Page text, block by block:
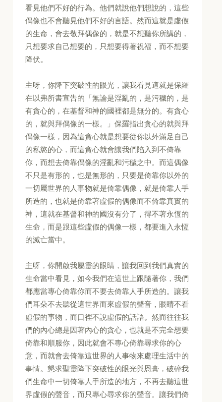
看見他們不好的行為。他們就說他們想說的，這些
偶像也不會聽見他們不好的言語。然而這就是虛假
的生命，會去敬拜偶像的，就是不想聽你所講的，
只想要求自己想要的，只想要得著祝福，而不想要
降伏。
主呀，你降下突破性的眼光，讓我看見這就是保羅
在以弗所書宣告的「無論是淫亂的，是污穢的，是
有貪心的，在基督和神的國裡都是無分的。有貪心
的，就與拜偶像的一樣。」保羅指出貪心的就與拜
偶像一樣，因為這貪心就是想要從你以外滿足自己
的私慾的心，而這貪心就會讓我們陷入到不倚靠
你，而想去倚靠偶像的淫亂和污穢之中。而這偶像
不只是有形的，也是無形的，只要是倚靠你以外的
一切屬世界的人事物就是倚靠偶像，就是倚靠人手
所造的，也就是倚靠著虛假的偶像而不倚靠真實的
神，這就在基督和神的國沒有分了，得不著永恆的
生命，而是跟這些虛假的偶像一樣，都要進入永恆
的滅亡當中。
主呀，你開啟我屬靈的眼睛，讓我回到我們真實的
生命當中看見，如今我們在這世上跟隨著你，我們
都應當專心倚靠你而不要去倚靠人手所造的。讓我
們耳朵不去聽從這世界而來虛假的聲音，眼睛不看
虛假的事物，而口裡不說虛假的話語。然而往往我
們的內心總是因著內心的貪心，也就是不完全想要
倚靠和順服你，因此就會不專心倚靠尋求你的心
意，而就會去倚靠這世界的人事物來處理生活中的
事情。懇求聖靈降下突破性的眼光與恩膏，破碎我
們生命中一切倚靠人手所造的地方，不再去聽這世
界虛假的聲音，而只專心尋求你的聲音。讓我們倚